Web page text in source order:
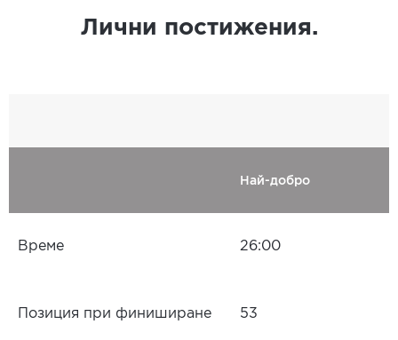
Лични постижения.
Най-добро
Време 26:00
Позиция при финиширане 53